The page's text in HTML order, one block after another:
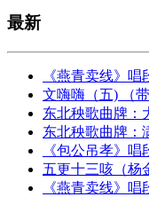
最新
《燕青卖线》唱
文嗨嗨（五) （带
东北秧歌曲牌：
东北秧歌曲牌：
《包公吊孝》唱
五更十三咳（杨
《燕青卖线》